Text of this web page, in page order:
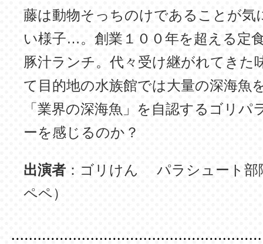
藤は動物そっちのけであることが気
い様子…。創業１００年を超える定
豚汁ランチ。代々受け継がれてきた
て目的地の水族館では大量の深海魚
「業界の深海魚」を自認するゴリパ
ーを感じるのか？
出演者 ：ゴリけん パラシュート
ペペ）